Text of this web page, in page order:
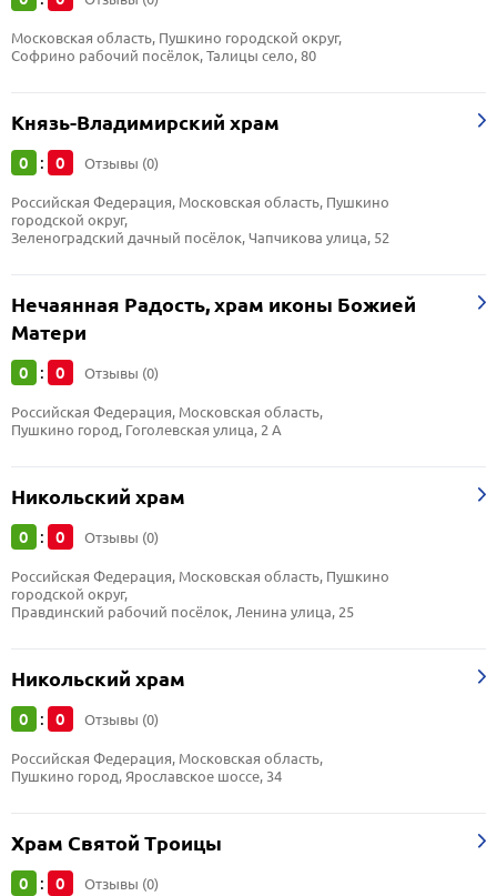
Московская область, Пушкино городской округ,
Софрино рабочий посёлок, Талицы село, 80
Князь-Владимирский храм
0 : 0 Отзывы (0)
Российская Федерация, Московская область, Пушкино
городской округ,
Зеленоградский дачный посёлок, Чапчикова улица, 52
Нечаянная Радость, храм иконы Божией
Матери
0 : 0 Отзывы (0)
Российская Федерация, Московская область,
Пушкино город, Гоголевская улица, 2 А
Никольский храм
0 : 0 Отзывы (0)
Российская Федерация, Московская область, Пушкино
городской округ,
Правдинский рабочий посёлок, Ленина улица, 25
Никольский храм
0 : 0 Отзывы (0)
Российская Федерация, Московская область,
Пушкино город, Ярославское шоссе, 34
Храм Святой Троицы
0 : 0 Отзывы (0)